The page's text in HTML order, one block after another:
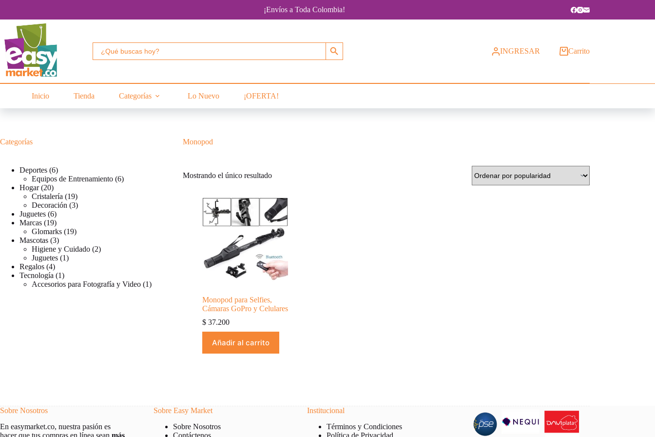
contenido
¡Envíos a Toda Colombia!
Buscar:
Botón de búsqueda INGRESAR Carrito
Inicio Tienda Categorías Lo Nuevo ¡OFERTA!
Monopod
Mostrando el único resultado
Monopod para Selfies,
Cámaras GoPro y Celulares
$37.200
Añadir al carrito
Categorías
Deportes 66
productos
Equipos de Entrenamiento 66
Hogar 2020
productos
Cristalería 1919
productos
Decoración 33
Juguetes 66
productos
Marcas 1919
productos
Glomarks 1919
Mascotas 33
productos
Higiene y Cuidado 22
Juguetes 11
Regalos 44
productos
Tecnología 11
producto
Accesorios para Fotografía y Video 11
Sobre Nosotros
En easymarket.co, nuestra pasión es
Sobre Easy Market
Sobre Nosotros
Contáctenos
Institucional
Términos y Condiciones
Política de Privacidad